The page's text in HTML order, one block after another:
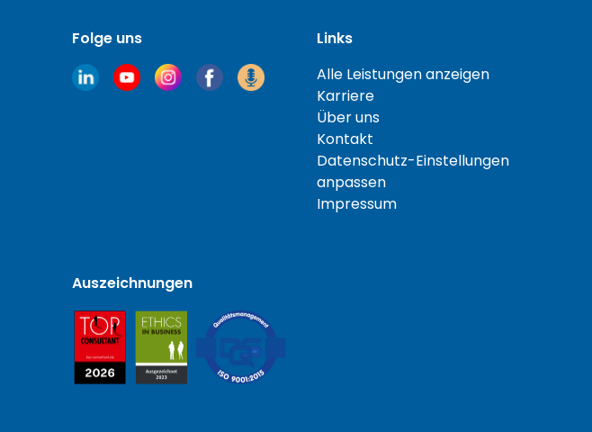
Folge uns
Links
Alle Leistungen anzeigen
Karriere
Über uns
Kontakt
Datenschutz-Einstellungen
anpassen
Impressum
Auszeichnungen